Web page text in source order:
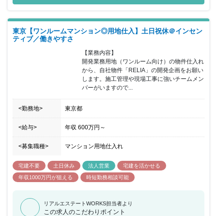
です。 現在、積極的に事業展開をしております。将来的なビジョン
件開発がミッションとなります。 【働きやすい環境を用意します】
結婚や出産、育児、介護など、社員にもさまざまな節目がありま
す。そんな場面でも安心して働き、長く活躍してもらえるよう環境
を整えていくことが、会社の務めです。この数年で休日休暇を整備
し、残業や休日出勤の削減ないし代休などを徹底するとともに、時
短勤務や産休・育休といった制度の運用を推進してきました。社内
研修や資格取得支援のように、社員の成長を促進する取り組みも積
離がものすごく近く、困ったことなどは必ず助けてもらえるかんき
ょうです。外部研修などもあり人間としての成長が望める環境で
す。職場もきれいで備品なども不備があれば、すぐに取り寄せても
らえます。PCなども最新のものに変更でき、効率第一の考えの元
で行動するので職場内スピード感は早いです。掃除などは当番制に
なっており定期的に行っています。
東京【ワンルームマンション◎用地仕入】土日祝休＠インセン
ティブ／働きやすさ
【業務内容】
開発業務用地（ワンルーム向け）の物件仕入れ
から、自社物件「RELIA」の開発企画をお願い
します。施工管理や現場工事に強いチームメン
バーがいますので...
<勤務地> 東京都
<給与> 年収 600万円 ～
<募集職種> マンション用地仕入れ
宅建不要 土日休み 法人営業
宅建を活かせる
年収1000万円が狙える
時短勤務相談可能
リアルエステートWORKS担当者より
この求人のこだわりポイント